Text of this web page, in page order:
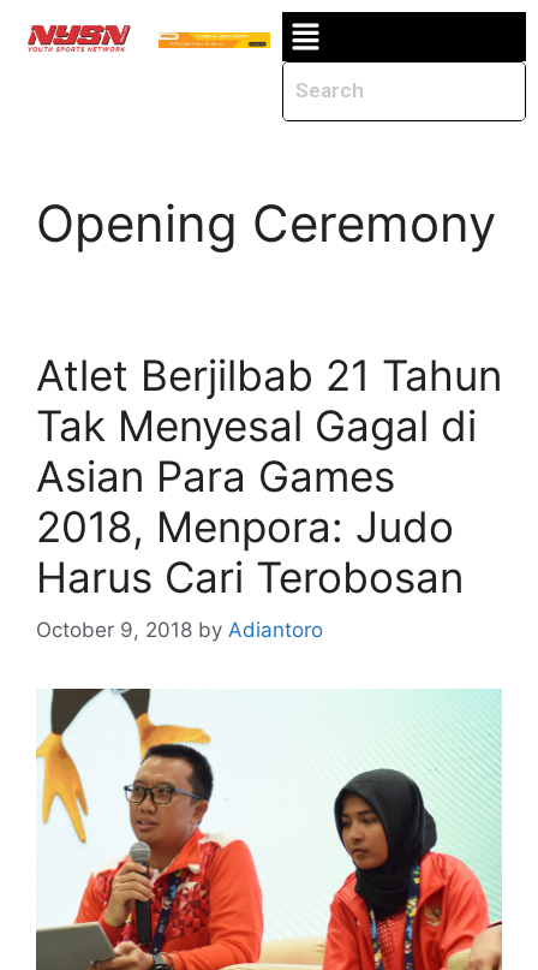
Opening Ceremony
Atlet Berjilbab 21 Tahun
Tak Menyesal Gagal di
Asian Para Games
2018, Menpora: Judo
Harus Cari Terobosan
October 9, 2018 by Adiantoro